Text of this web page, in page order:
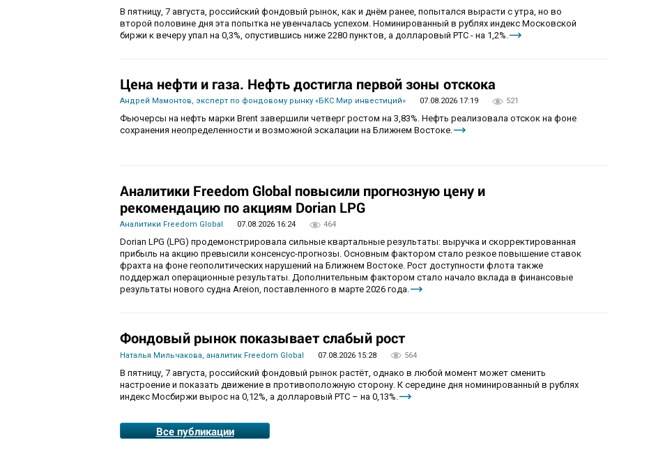
В пятницу, 7 августа, российский фондовый рынок, как и днём ранее, попытался вырасти с утра, но во
второй половине дня эта попытка не увенчалась успехом. Номинированный в рублях индекс Московской
биржи к вечеру упал на 0,3%, опустившись ниже 2280 пунктов, а долларовый РТС - на 1,2%.
Цена нефти и газа. Нефть достигла первой зоны отскока
Андрей Мамонтов, эксперт по фондовому рынку «БКС Мир инвестиций» 07.08.2026 17:19 521
Фьючерсы на нефть марки Brent завершили четверг ростом на 3,83%. Нефть реализовала отскок на фоне
сохранения неопределенности и возможной эскалации на Ближнем Востоке.
Аналитики Freedom Global повысили прогнозную цену и
рекомендацию по акциям Dorian LPG
Аналитики Freedom Global 07.08.2026 16:24 464
Dorian LPG (LPG) продемонстрировала сильные квартальные результаты: выручка и скорректированная
прибыль на акцию превысили консенсус-прогнозы. Основным фактором стало резкое повышение ставок
фрахта на фоне геополитических нарушений на Ближнем Востоке. Рост доступности флота также
поддержал операционные результаты. Дополнительным фактором стало начало вклада в финансовые
результаты нового судна Areion, поставленного в марте 2026 года.
Фондовый рынок показывает слабый рост
Наталья Мильчакова, аналитик Freedom Global 07.08.2026 15:28 564
В пятницу, 7 августа, российский фондовый рынок растёт, однако в любой момент может сменить
настроение и показать движение в противоположную сторону. К середине дня номинированный в рублях
индекс Мосбиржи вырос на 0,12%, а долларовый РТС – на 0,13%.
Все публикации